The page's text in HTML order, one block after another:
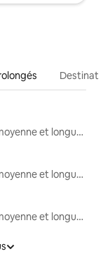
Locations moyenne et longue durée
Locations moyenne et longue durée
Locations moyenne et longue durée